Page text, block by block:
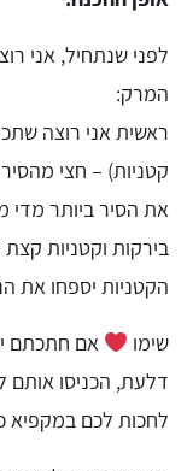
לפני שנתחיל, אני
המרק:
ראשית אני רוצה
קטניות) – חצי
את הסיר ביותר
בירקות וקטניות
הקטניות יספחו את
שימו
אם חתכתם
דלעת, הכניסו אותם
לחכות לכם במקפיא